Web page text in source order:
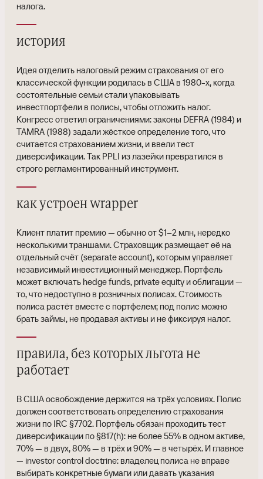
налога.
история
Идея отделить налоговый режим страхования от его
классической функции родилась в США в 1980-х, когда
состоятельные семьи стали упаковывать
инвестпортфели в полисы, чтобы отложить налог.
Конгресс ответил ограничениями: законы DEFRA (1984) и
TAMRA (1988) задали жёсткое определение того, что
считается страхованием жизни, и ввели тест
диверсификации. Так PPLI из лазейки превратился в
строго регламентированный инструмент.
как устроен wrapper
Клиент платит премию — обычно от $1–2 млн, нередко
несколькими траншами. Страховщик размещает её на
отдельный счёт (separate account), которым управляет
независимый инвестиционный менеджер. Портфель
может включать hedge funds, private equity и облигации —
то, что недоступно в розничных полисах. Стоимость
полиса растёт вместе с портфелем; под полис можно
брать займы, не продавая активы и не фиксируя налог.
правила, без которых льгота не
работает
В США освобождение держится на трёх условиях. Полис
должен соответствовать определению страхования
жизни по IRC §7702. Портфель обязан проходить тест
диверсификации по §817(h): не более 55% в одном активе,
70% — в двух, 80% — в трёх и 90% — в четырёх. И главное
— investor control doctrine: владелец полиса не вправе
выбирать конкретные бумаги или давать указания